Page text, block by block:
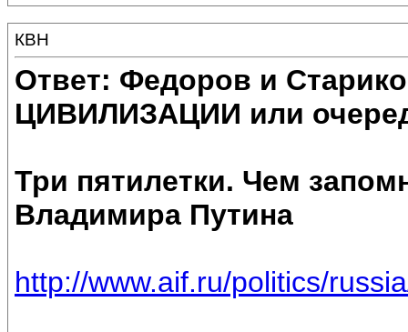
КВН
Ответ: Федоров и
ЦИВИЛИЗАЦИИ или
Три пятилетки. Чем
Владимира Путина
http://www.aif.ru/politics/